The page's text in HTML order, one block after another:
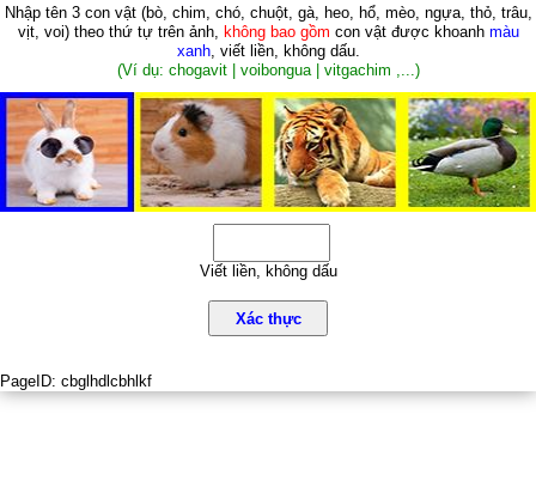
Nhập tên 3 con vật (bò, chim, chó, chuột, gà, heo, hổ, mèo, ngựa, thỏ, trâu,
vịt, voi)theo thứ tự trên ảnh, không bao gồm con vật được khoanh màu
xanh, viết liền, không dấu.
(Ví dụ: chogavit | voibongua | vitgachim ,...)
Viết liền, không dấu
Xác thực
PageID: cbglhdlcbhlkf